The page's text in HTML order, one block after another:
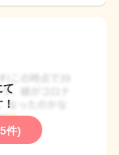
て
件)